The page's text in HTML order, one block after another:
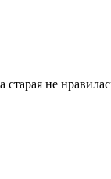
не